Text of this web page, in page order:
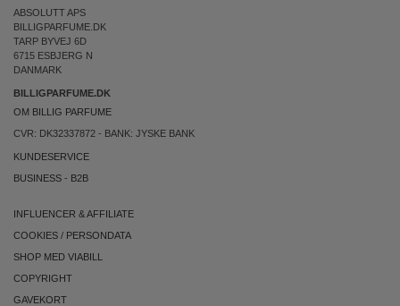
ABSOLUTT APS
BILLIGPARFUME.DK
TARP BYVEJ 6D
6715 ESBJERG N
DANMARK
BILLIGPARFUME.DK
OM BILLIG PARFUME
CVR: DK32337872 - BANK: JYSKE BANK
KUNDESERVICE
BUSINESS - B2B
INFLUENCER & AFFILIATE
COOKIES / PERSONDATA
SHOP MED VIABILL
COPYRIGHT
GAVEKORT